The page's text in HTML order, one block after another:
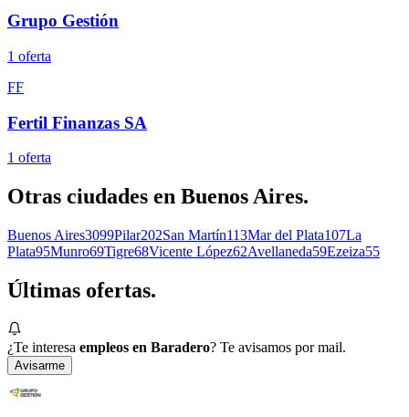
Grupo Gestión
1 oferta
FF
Fertil Finanzas SA
1 oferta
Otras ciudades en Buenos Aires.
Buenos Aires3099Pilar202San Martín113Mar del Plata107La
Plata95Munro69Tigre68Vicente López62Avellaneda59Ezeiza55
Últimas ofertas.
¿Te interesa empleos en Baradero? Te avisamos por mail.
Avisarme